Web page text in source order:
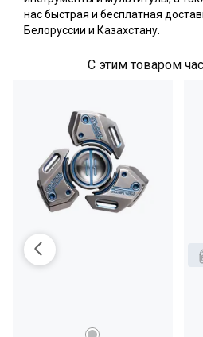
нас быстрая и бесплатная
Белоруссии и Казахстану.
С этим товаром